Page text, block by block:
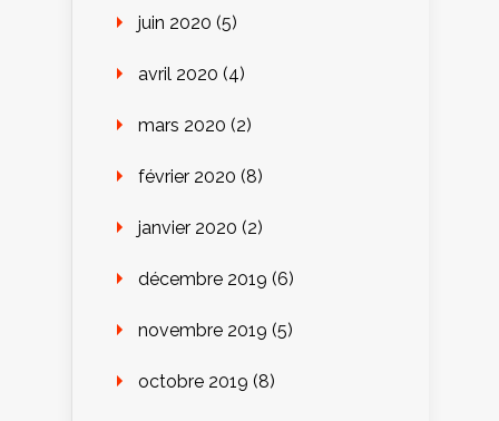
juin 2020 (5)
avril 2020 (4)
mars 2020 (2)
février 2020 (8)
janvier 2020 (2)
décembre 2019 (6)
novembre 2019 (5)
octobre 2019 (8)